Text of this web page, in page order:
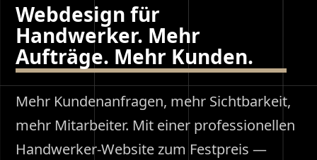
Webdesign für
Handwerker. Mehr
Aufträge. Mehr Kunden.
Mehr Kundenanfragen, mehr Sichtbarkeit,
mehr Mitarbeiter. Mit einer professionellen
Handwerker-Website zum Festpreis —